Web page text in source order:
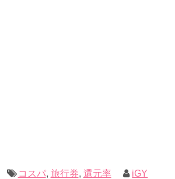
コスパ, 旅行券, 還元率 iGY